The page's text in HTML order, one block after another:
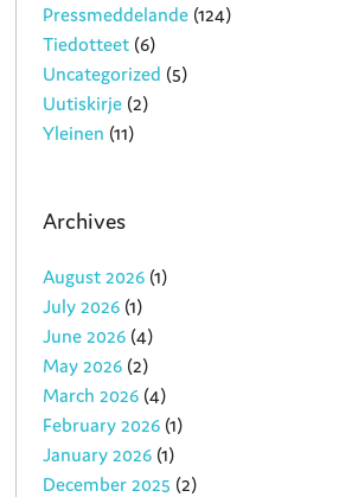
Pressmeddelande (124)
Tiedotteet (6)
Uncategorized (5)
Uutiskirje (2)
Yleinen (11)
Archives
August 2026 (1)
July 2026 (1)
June 2026 (4)
May 2026 (2)
March 2026 (4)
February 2026 (1)
January 2026 (1)
December 2025 (2)